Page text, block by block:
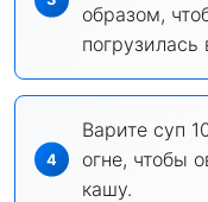
образом,
погрузилась
Варите суп
огне, чтобы
кашу.